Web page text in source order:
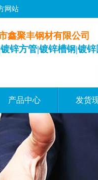
网站
鑫聚丰钢材有限公司
锌方管|镀锌槽钢|镀
产品中心 发货